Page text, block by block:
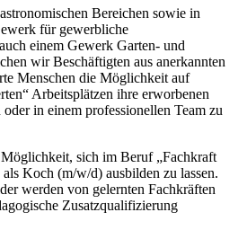
Bereichen sowie in
für gewerbliche
einem Gewerk Garten- und
wir Beschäftigten aus anerkannten
Menschen die Möglichkeit auf
Arbeitsplätzen ihre erworbenen
in einem professionellen Team zu
sich im Beruf „Fachkraft
Koch (m/w/d) ausbilden zu lassen.
werden von gelernten Fachkräften
Zusatzqualifizierung